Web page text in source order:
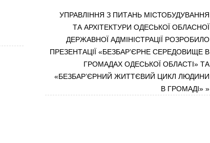
УПРАВЛІННЯ З ПИТАНЬ МІСТОБУДУВАННЯ
ТА АРХІТЕКТУРИ ОДЕСЬКОЇ ОБЛАСНОЇ
ДЕРЖАВНОЇ АДМІНІСТРАЦІЇ РОЗРОБИЛО
ПРЕЗЕНТАЦІЇ «БЕЗБАР’ЄРНЕ СЕРЕДОВИЩЕ В
ГРОМАДАХ ОДЕСЬКОЇ ОБЛАСТІ» ТА
«БЕЗБАР’ЄРНИЙ ЖИТТЄВИЙ ЦИКЛ ЛЮДИНИ
В ГРОМАДІ»»